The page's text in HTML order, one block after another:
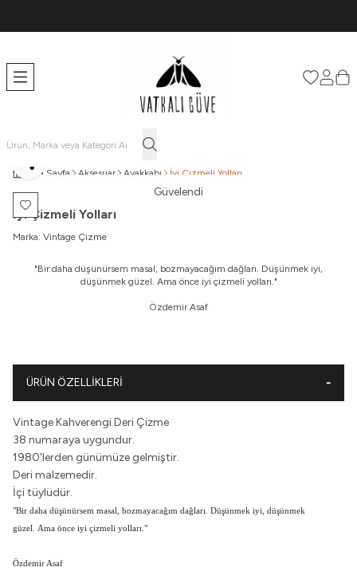
Favorilerim
Ana Sayfa Aksesuar Ayakkabı İyi Çizmeli Yolları
Güvelendi
Favoriye Ekle
Paylaş
İyi Çizmeli Yolları
Marka: Vintage Çizme
"Bir daha düşünürsem masal, bozmayacağım dağları. Düşünmek iyi,
düşünmek güzel. Ama önce iyi çizmeli yolları."
Özdemir Asaf
ÜRÜN ÖZELLIKLERI
Vintage Kahverengi Deri Çizme
38 numaraya uygundur.
1980'lerden günümüze gelmiştir.
Deri malzemedir.
İçi tüylüdür.
"Bir daha düşünürsem masal, bozmayacağım dağları. Düşünmek iyi, düşünmek
güzel. Ama önce iyi çizmeli yolları."
Özdemir Asaf